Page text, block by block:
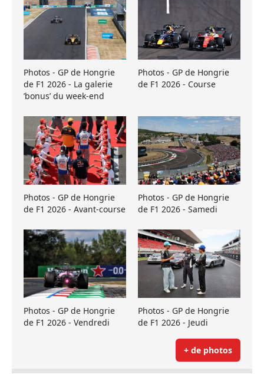
Photos - GP de Hongrie
de F1 2026 - La galerie
’bonus’ du week-end
Photos - GP de Hongrie
de F1 2026 - Course
Photos - GP de Hongrie
de F1 2026 - Avant-course
Photos - GP de Hongrie
de F1 2026 - Samedi
Photos - GP de Hongrie
de F1 2026 - Vendredi
Photos - GP de Hongrie
de F1 2026 - Jeudi
+ de photos